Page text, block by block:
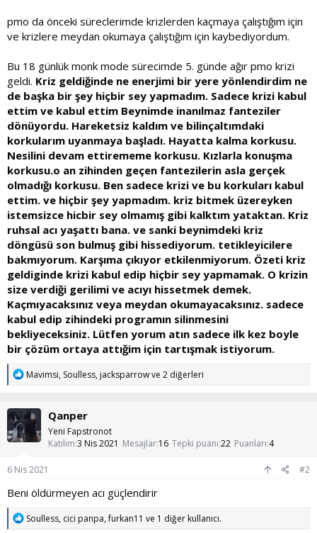
pmo da önceki süreclerimde krizlerden kaçmaya çalıştığım için
ve krizlere meydan okumaya çalıştığım için kaybediyordum.
Bu 18 günlük monk mode sürecimde 5. günde ağır pmo krizi
geldi. Kriz geldiğinde ne enerjimi bir yere yönlendirdim ne
de başka bir şey hiçbir sey yapmadım. Sadece krizi kabul
ettim ve kabul ettim Beynimde inanılmaz fanteziler
dönüyordu. Hareketsiz kaldım ve bilinçaltımdaki
korkularım uyanmaya başladı. Hayatta kalma korkusu.
Nesilini devam ettirememe korkusu. Kızlarla konuşma
korkusu.o an zihinden geçen fantezilerin asla gerçek
olmadığı korkusu. Ben sadece krizi ve bu korkuları kabul
ettim. ve hiçbir şey yapmadım. kriz bitmek üzereyken
istemsizce hicbir sey olmamış gibi kalktım yataktan. Kriz
ruhsal acı yaşattı bana. ve sanki beynimdeki kriz
döngüsü son bulmuş gibi hissediyorum. tetikleyicilere
bakmıyorum. Karşıma çıkıyor etkilenmiyorum. Özeti kriz
geldiginde krizi kabul edip hiçbir sey yapmamak. O krizin
size verdiği gerilimi ve acıyı hissetmek demek.
Kaçmıyacaksınız veya meydan okumayacaksınız. sadece
kabul edip zihindeki programın silinmesini
bekliyeceksiniz. Lütfen yorum atın sadece ilk kez boyle
bir çözüm ortaya attığim için tartışmak istiyorum.
T
p
k
i
e
Mavimsi, Soulless,jacksparrowve 2 diğerleri
Qanper
Yeni Fapstronot
Katılım 3 Nis 2021 Mesajlar 16 Tepki puanı 22 Puanları 4
6 Nis 2021 #2
Beni öldürmeyen acı güçlendirir
T
Soulless, cici panpa,furkan11 ve 1 diğer kullanıcı.